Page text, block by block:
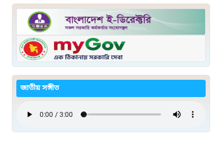
জাতীয় সঙ্গীত